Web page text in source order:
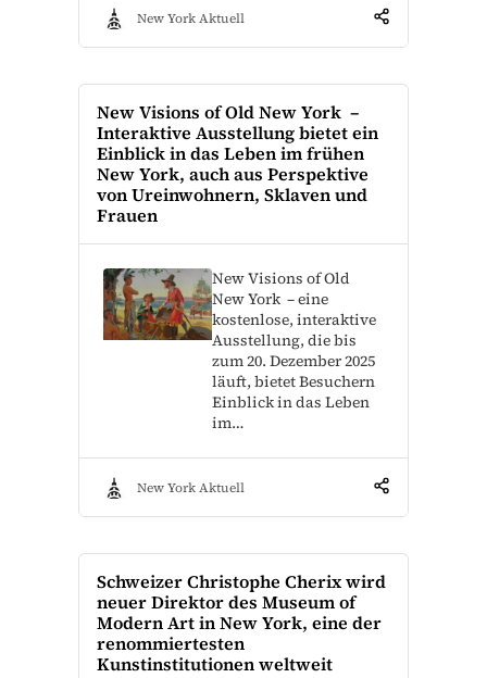
New York Aktuell
New Visions of Old New York –
Interaktive Ausstellung bietet ein
Einblick in das Leben im frühen
New York, auch aus Perspektive
von Ureinwohnern, Sklaven und
Frauen
New Visions of Old
New York – eine
kostenlose, interaktive
Ausstellung, die bis
zum 20. Dezember 2025
läuft, bietet Besuchern
Einblick in das Leben
im…
New York Aktuell
Schweizer Christophe Cherix wird
neuer Direktor des Museum of
Modern Art in New York, eine der
renommiertesten
Kunstinstitutionen weltweit